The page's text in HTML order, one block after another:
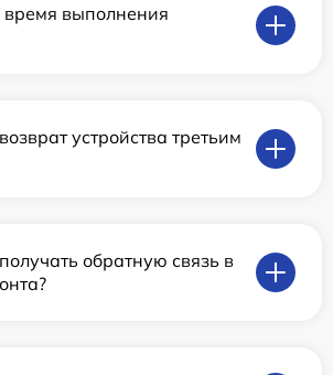
время выполнения
устройства третьим
обратную связь в